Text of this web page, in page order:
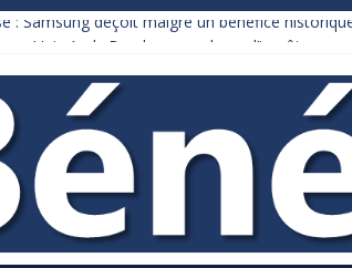
: Samsung déçoit malgré un bénéfice
Niel, le milliardaire qui ne touche presque rien
des fortunes russes vers l’étranger
: le logement mis à l’épreuve par la chaleur